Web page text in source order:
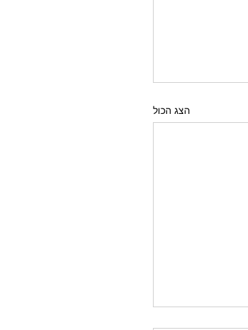
הצג הכול